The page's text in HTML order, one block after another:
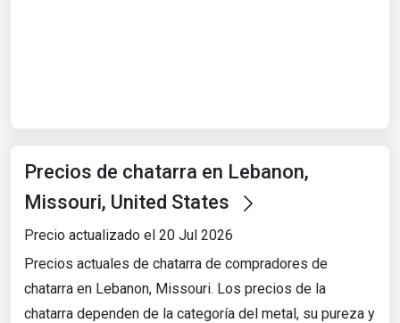
Precios de chatarra en Lebanon,
Missouri, United States
Precio actualizado el 20 Jul 2026
Precios actuales de chatarra de compradores de
chatarra en Lebanon, Missouri. Los precios de la
chatarra dependen de la categoría del metal, su pureza y
Search